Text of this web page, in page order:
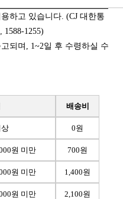
하고 있습니다. (CJ 대한통
, 1588-1255)
되며, 1~2일 후 수령하실 수
배송비
0원
원 미만 700원
원 미만 1,400원
원 미만 2,100원